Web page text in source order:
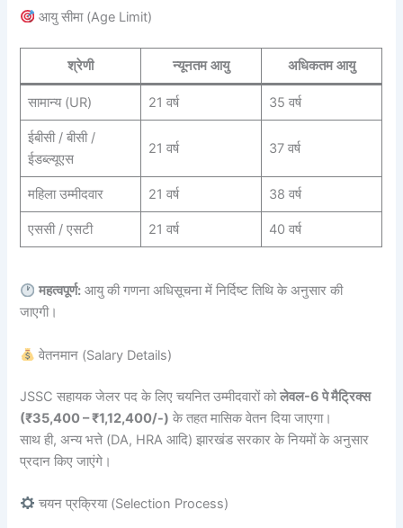
आयु सीमा (Age Limit)
श्रेणी न्यूनतम आयु अधिकतम आयु
सामान्य (UR) 21 वर्ष 35 वर्ष
ईबीसी / बीसी /
ईडब्ल्यूएस
21 वर्ष 37 वर्ष
महिला उम्मीदवार 21 वर्ष 38 वर्ष
एससी / एसटी 21 वर्ष 40 वर्ष
महत्वपूर्ण: आयु की गणना अधिसूचना में निर्दिष्ट तिथि के अनुसार की
जाएगी।
वेतनमान (Salary Details)
JSSC सहायक जेलर पद के लिए चयनित उम्मीदवारों कोलेवल-6 पे मैट्रिक्स
(₹35,400 – ₹1,12,400/-) के तहत मासिक वेतन दिया जाएगा।
साथ ही, अन्य भत्ते (DA, HRA आदि) झारखंड सरकार के नियमों के अनुसार
प्रदान किए जाएंगे।
चयन प्रक्रिया (Selection Process)